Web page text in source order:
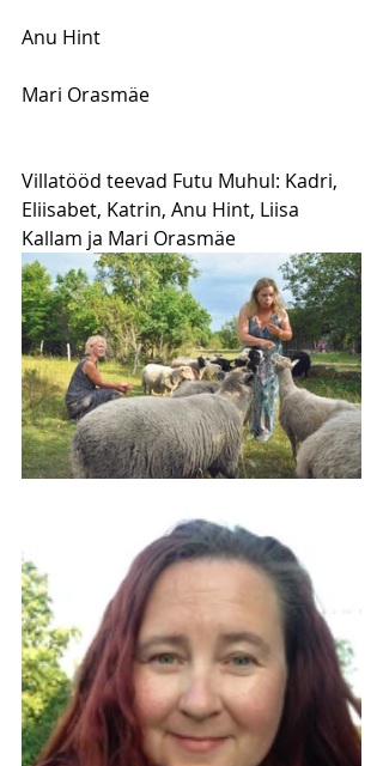
Anu Hint
Mari Orasmäe
Villatööd teevad Futu Muhul: Kadri,
Eliisabet, Katrin, Anu Hint, Liisa
Kallam ja Mari Orasmäe